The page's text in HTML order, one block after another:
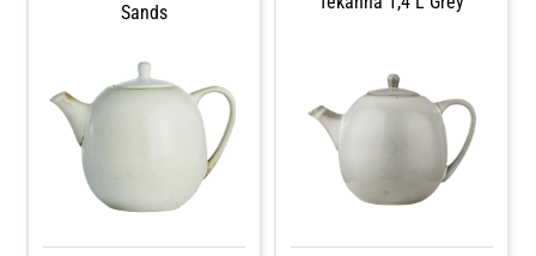
Sands